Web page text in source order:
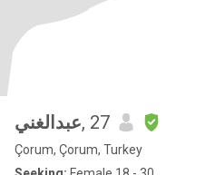
عبدالغني, 27
Çorum, Çorum, Turkey